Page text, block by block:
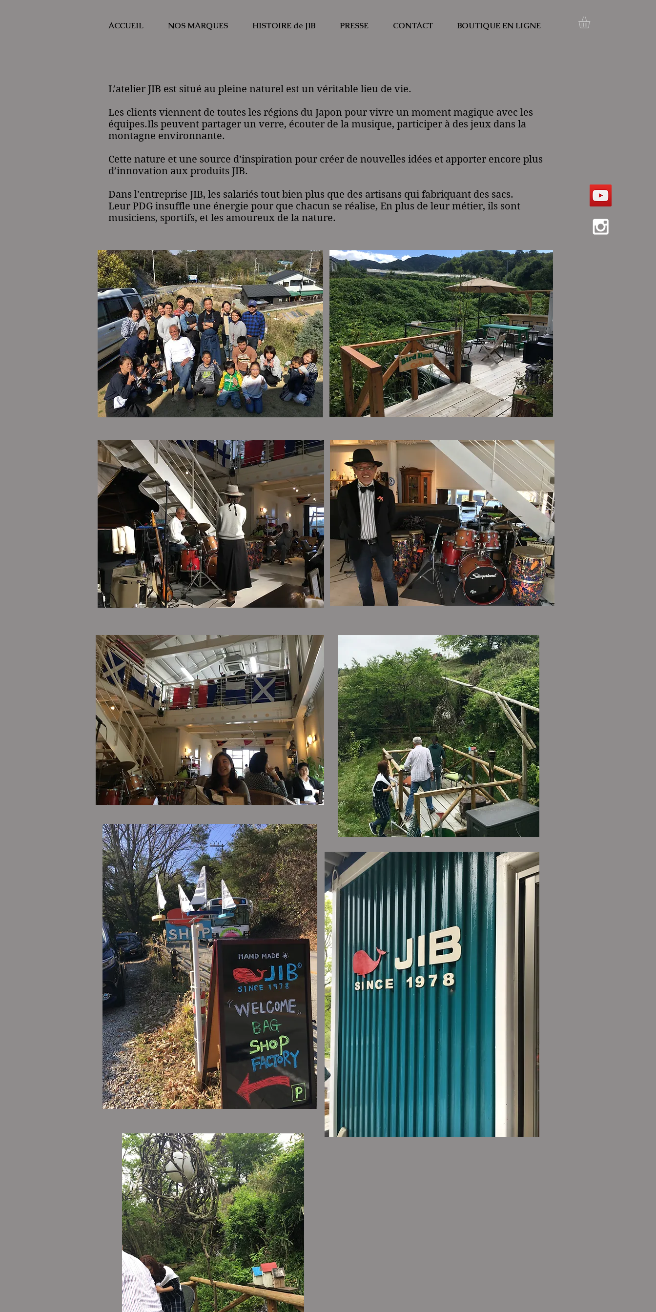
ACCUEIL NOS MARQUES HISTOIRE de JIB PRESSE CONTACT BOUTIQUE EN LIGNE
L’atelier JIB est situé au pleine naturel est un véritable lieu de vie.
Les clients viennent de toutes les régions du Japon pour vivre un moment magique avec les
équipes.Ils peuvent partager un verre, écouter de la musique, participer à des jeux dans la
montagne environnante.
Cette nature et une source d’inspiration pour créer de nouvelles idées et apporter encore plus
d’innovation aux produits JIB.
Dans l’entreprise JIB, les salariés tout bien plus que des artisans qui fabriquant des sacs.
Leur PDG insuffle une énergie pour que chacun se réalise, En plus de leur métier, ils sont
musiciens, sportifs, et les amoureux de la nature.